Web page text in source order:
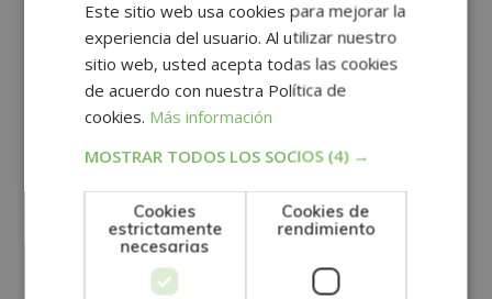
B01589969, Domicilio: C/ Amadeu Vives, 5, Bloque 1 - Bajo C, 43481, La
Pineda, Tarragona.
fin de enviarle correos electrónicos de tipo comercial relacionado con
los productos ofrecidos y otros tipo de productos que fueran de su
Legitimación del tratamiento: Consentimiento del interesado.
Derechos: Puede ejercitar sus derechos identificándose suficientemente,
Para más información consulte nuestra Política de Privacidad.
Desea recibir información comercial (vía telefónica y/o email):
Este sitio web usa cookies para mejorar la
experiencia del usuario. Al utilizar nuestro
sitio web, usted acepta todas las cookies
de acuerdo con nuestra Política de
cookies. Más información
MOSTRAR TODOS LOS SOCIOS (4) →
Cookies
estrictamente
necesarias
Cookies de
rendimiento